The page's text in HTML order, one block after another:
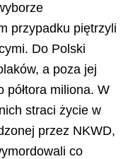
przypadku piętrzyli
Do Polski
a poza jej
półtora miliona. W
straci życie w
przez NKWD,
co